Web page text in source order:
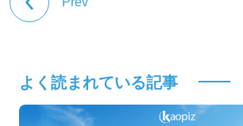
よく読まれている記事